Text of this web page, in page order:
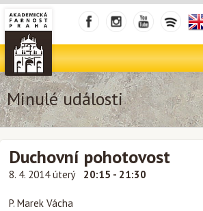
Minulé události
Duchovní pohotovost
8. 4. 2014 úterý 20:15 - 21:30
P. Marek Vácha